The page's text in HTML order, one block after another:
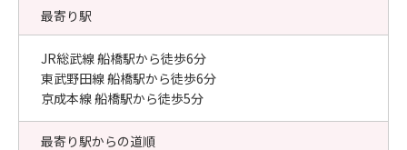
最寄り駅
JR総武線 船橋駅から徒歩6分
東武野田線 船橋駅から徒歩6分
京成本線 船橋駅から徒歩5分
最寄り駅からの道順